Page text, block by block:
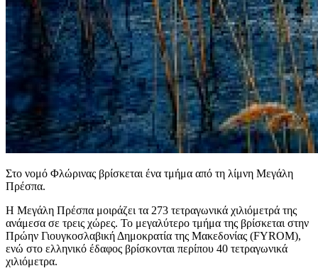
Στο νομό Φλώρινας βρίσκεται ένα τμήμα από τη λίμνη Μεγάλη
Πρέσπα.
Η Μεγάλη Πρέσπα μοιράζει τα 273 τετραγωνικά χιλιόμετρά της
ανάμεσα σε τρεις χώρες. Το μεγαλύτερο τμήμα της βρίσκεται στην
Πρώην Γιουγκοσλαβική Δημοκρατία της Μακεδονίας (FYROM),
ενώ στο ελληνικό έδαφος βρίσκονται περίπου 40 τετραγωνικά
χιλιόμετρα.